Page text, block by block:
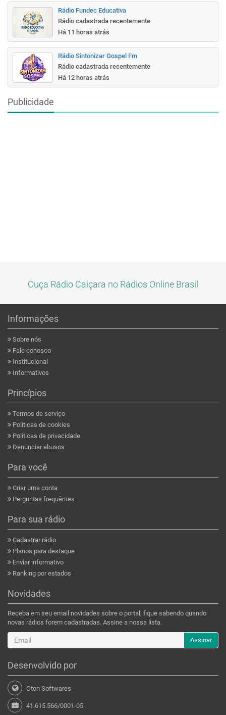
Rádio Fundec Educativa
Rádio cadastrada recentemente
Há 11 horas atrás
Rádio Sintonizar Gospel Fm
Rádio cadastrada recentemente
Há 12 horas atrás
Publicidade
Ouça Rádio Caiçara no Rádios Online Brasil
Informações
Sobre nós
Fale conosco
Institucional
Informativos
Princípios
Termos de serviço
Políticas de cookies
Políticas de privacidade
Denunciar abusos
Para você
Criar uma conta
Perguntas frequêntes
Para sua rádio
Cadastrar rádio
Planos para destaque
Enviar informativo
Ranking por estados
Novidades
Receba em seu email novidades sobre o portal, fique sabendo quando
novas rádios forem cadastradas. Assine a nossa lista.
Assinar
Desenvolvido por
Oton Softwares
41.615.566/0001-05